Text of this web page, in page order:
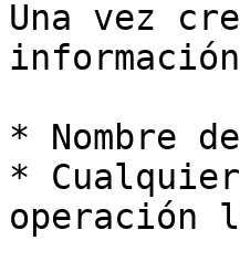
Una vez
* Nombre
*
operación